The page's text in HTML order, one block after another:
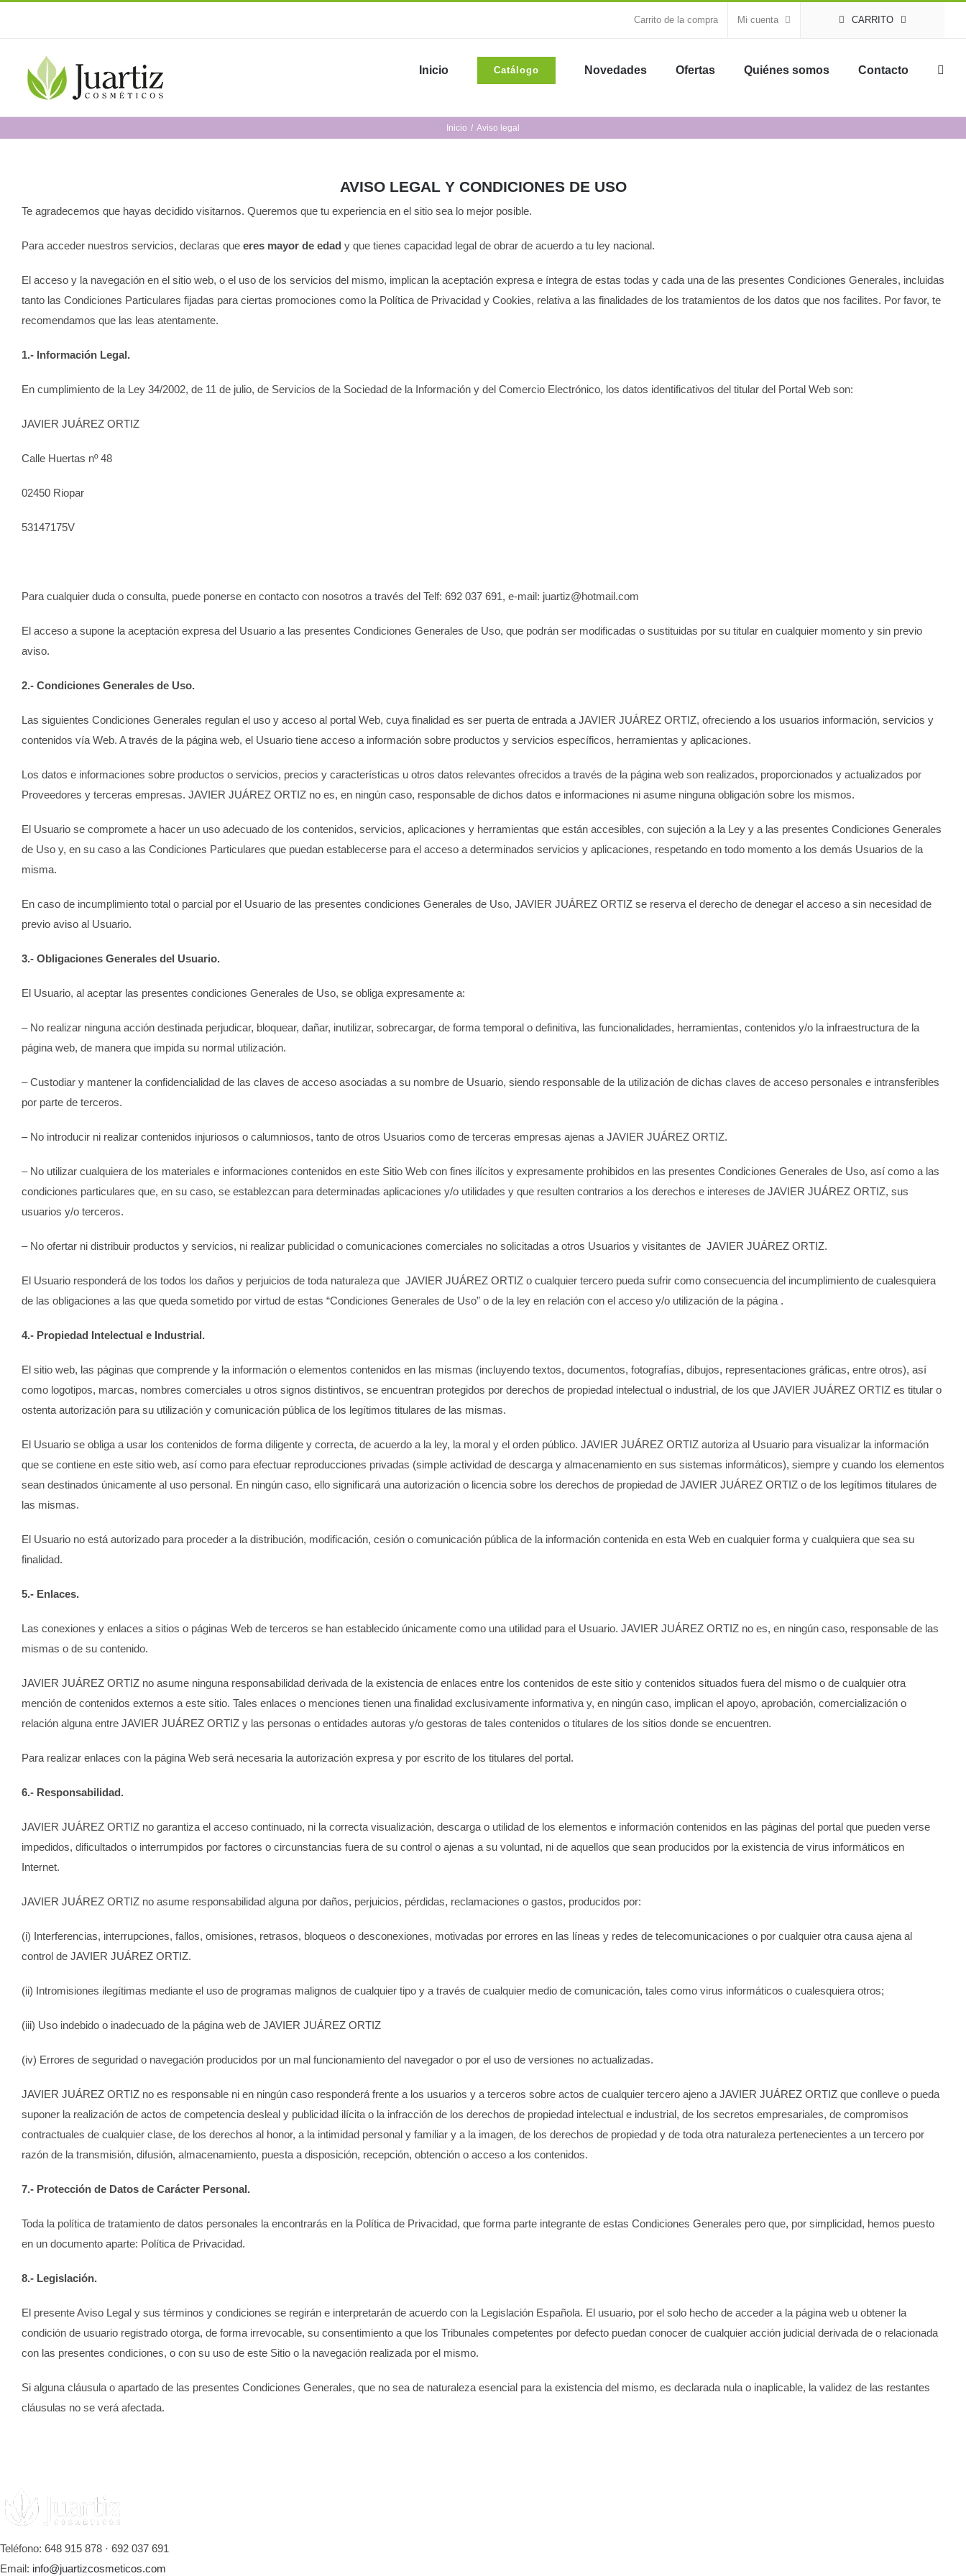
Carrito de la compra Mi cuenta CARRITO
Inicio Catálogo Novedades Ofertas Quiénes somos Contacto
Inicio Aviso legal
AVISO LEGAL Y CONDICIONES DE USO
Te agradecemos que hayas decidido visitarnos. Queremos que tu experiencia en el sitio sea lo mejor posible.
Para acceder nuestros servicios, declaras que eres mayor de edad y que tienes capacidad legal de obrar de acuerdo a tu ley nacional.
El acceso y la navegación en el sitio web, o el uso de los servicios del mismo, implican la aceptación expresa e íntegra de estas todas y cada una de las presentes Condiciones Generales, incluidas
tanto las Condiciones Particulares fijadas para ciertas promociones como la Política de Privacidad y Cookies, relativa a las finalidades de los tratamientos de los datos que nos facilites. Por favor, te
recomendamos que las leas atentamente.
1.- Información Legal.
En cumplimiento de la Ley 34/2002, de 11 de julio, de Servicios de la Sociedad de la Información y del Comercio Electrónico, los datos identificativos del titular del Portal Web son:
JAVIER JUÁREZ ORTIZ
Calle Huertas nº 48
02450 Riopar
53147175V
Para cualquier duda o consulta, puede ponerse en contacto con nosotros a través del Telf: 692 037 691, e-mail: juartiz@hotmail.com
El acceso a supone la aceptación expresa del Usuario a las presentes Condiciones Generales de Uso, que podrán ser modificadas o sustituidas por su titular en cualquier momento y sin previo
aviso.
2.- Condiciones Generales de Uso.
Las siguientes Condiciones Generales regulan el uso y acceso al portal Web, cuya finalidad es ser puerta de entrada a JAVIER JUÁREZ ORTIZ, ofreciendo a los usuarios información, servicios y
contenidos vía Web. A través de la página web, el Usuario tiene acceso a información sobre productos y servicios específicos, herramientas y aplicaciones.
Los datos e informaciones sobre productos o servicios, precios y características u otros datos relevantes ofrecidos a través de la página web son realizados, proporcionados y actualizados por
Proveedores y terceras empresas. JAVIER JUÁREZ ORTIZ no es, en ningún caso, responsable de dichos datos e informaciones ni asume ninguna obligación sobre los mismos.
El Usuario se compromete a hacer un uso adecuado de los contenidos, servicios, aplicaciones y herramientas que están accesibles, con sujeción a la Ley y a las presentes Condiciones Generales
de Uso y, en su caso a las Condiciones Particulares que puedan establecerse para el acceso a determinados servicios y aplicaciones, respetando en todo momento a los demás Usuarios de la
misma.
En caso de incumplimiento total o parcial por el Usuario de las presentes condiciones Generales de Uso, JAVIER JUÁREZ ORTIZ se reserva el derecho de denegar el acceso a sin necesidad de
previo aviso al Usuario.
3.- Obligaciones Generales del Usuario.
El Usuario, al aceptar las presentes condiciones Generales de Uso, se obliga expresamente a:
– No realizar ninguna acción destinada perjudicar, bloquear, dañar, inutilizar, sobrecargar, de forma temporal o definitiva, las funcionalidades, herramientas, contenidos y/o la infraestructura de la
página web, de manera que impida su normal utilización.
– Custodiar y mantener la confidencialidad de las claves de acceso asociadas a su nombre de Usuario, siendo responsable de la utilización de dichas claves de acceso personales e intransferibles
por parte de terceros.
– No introducir ni realizar contenidos injuriosos o calumniosos, tanto de otros Usuarios como de terceras empresas ajenas a JAVIER JUÁREZ ORTIZ.
– No utilizar cualquiera de los materiales e informaciones contenidos en este Sitio Web con fines ilícitos y expresamente prohibidos en las presentes Condiciones Generales de Uso, así como a las
condiciones particulares que, en su caso, se establezcan para determinadas aplicaciones y/o utilidades y que resulten contrarios a los derechos e intereses de JAVIER JUÁREZ ORTIZ, sus
usuarios y/o terceros.
– No ofertar ni distribuir productos y servicios, ni realizar publicidad o comunicaciones comerciales no solicitadas a otros Usuarios y visitantes de JAVIER JUÁREZ ORTIZ.
El Usuario responderá de los todos los daños y perjuicios de toda naturaleza que JAVIER JUÁREZ ORTIZ o cualquier tercero pueda sufrir como consecuencia del incumplimiento de cualesquiera
de las obligaciones a las que queda sometido por virtud de estas “Condiciones Generales de Uso” o de la ley en relación con el acceso y/o utilización de la página .
4.- Propiedad Intelectual e Industrial.
El sitio web, las páginas que comprende y la información o elementos contenidos en las mismas (incluyendo textos, documentos, fotografías, dibujos, representaciones gráficas, entre otros), así
como logotipos, marcas, nombres comerciales u otros signos distintivos, se encuentran protegidos por derechos de propiedad intelectual o industrial, de los que JAVIER JUÁREZ ORTIZ es titular o
ostenta autorización para su utilización y comunicación pública de los legítimos titulares de las mismas.
El Usuario se obliga a usar los contenidos de forma diligente y correcta, de acuerdo a la ley, la moral y el orden público. JAVIER JUÁREZ ORTIZ autoriza al Usuario para visualizar la información
que se contiene en este sitio web, así como para efectuar reproducciones privadas (simple actividad de descarga y almacenamiento en sus sistemas informáticos), siempre y cuando los elementos
sean destinados únicamente al uso personal. En ningún caso, ello significará una autorización o licencia sobre los derechos de propiedad de JAVIER JUÁREZ ORTIZ o de los legítimos titulares de
las mismas.
El Usuario no está autorizado para proceder a la distribución, modificación, cesión o comunicación pública de la información contenida en esta Web en cualquier forma y cualquiera que sea su
finalidad.
5.- Enlaces.
Las conexiones y enlaces a sitios o páginas Web de terceros se han establecido únicamente como una utilidad para el Usuario. JAVIER JUÁREZ ORTIZ no es, en ningún caso, responsable de las
mismas o de su contenido.
JAVIER JUÁREZ ORTIZ no asume ninguna responsabilidad derivada de la existencia de enlaces entre los contenidos de este sitio y contenidos situados fuera del mismo o de cualquier otra
mención de contenidos externos a este sitio. Tales enlaces o menciones tienen una finalidad exclusivamente informativa y, en ningún caso, implican el apoyo, aprobación, comercialización o
relación alguna entre JAVIER JUÁREZ ORTIZ y las personas o entidades autoras y/o gestoras de tales contenidos o titulares de los sitios donde se encuentren.
Para realizar enlaces con la página Web será necesaria la autorización expresa y por escrito de los titulares del portal.
6.- Responsabilidad.
JAVIER JUÁREZ ORTIZ no garantiza el acceso continuado, ni la correcta visualización, descarga o utilidad de los elementos e información contenidos en las páginas del portal que pueden verse
impedidos, dificultados o interrumpidos por factores o circunstancias fuera de su control o ajenas a su voluntad, ni de aquellos que sean producidos por la existencia de virus informáticos en
Internet.
JAVIER JUÁREZ ORTIZ no asume responsabilidad alguna por daños, perjuicios, pérdidas, reclamaciones o gastos, producidos por:
(i) Interferencias, interrupciones, fallos, omisiones, retrasos, bloqueos o desconexiones, motivadas por errores en las líneas y redes de telecomunicaciones o por cualquier otra causa ajena al
control de JAVIER JUÁREZ ORTIZ.
(ii) Intromisiones ilegítimas mediante el uso de programas malignos de cualquier tipo y a través de cualquier medio de comunicación, tales como virus informáticos o cualesquiera otros;
(iii) Uso indebido o inadecuado de la página web de JAVIER JUÁREZ ORTIZ
(iv) Errores de seguridad o navegación producidos por un mal funcionamiento del navegador o por el uso de versiones no actualizadas.
JAVIER JUÁREZ ORTIZ no es responsable ni en ningún caso responderá frente a los usuarios y a terceros sobre actos de cualquier tercero ajeno a JAVIER JUÁREZ ORTIZ que conlleve o pueda
suponer la realización de actos de competencia desleal y publicidad ilícita o la infracción de los derechos de propiedad intelectual e industrial, de los secretos empresariales, de compromisos
contractuales de cualquier clase, de los derechos al honor, a la intimidad personal y familiar y a la imagen, de los derechos de propiedad y de toda otra naturaleza pertenecientes a un tercero por
razón de la transmisión, difusión, almacenamiento, puesta a disposición, recepción, obtención o acceso a los contenidos.
7.- Protección de Datos de Carácter Personal.
Toda la política de tratamiento de datos personales la encontrarás en la Política de Privacidad, que forma parte integrante de estas Condiciones Generales pero que, por simplicidad, hemos puesto
en un documento aparte: Política de Privacidad.
8.- Legislación.
El presente Aviso Legal y sus términos y condiciones se regirán e interpretarán de acuerdo con la Legislación Española. El usuario, por el solo hecho de acceder a la página web u obtener la
condición de usuario registrado otorga, de forma irrevocable, su consentimiento a que los Tribunales competentes por defecto puedan conocer de cualquier acción judicial derivada de o relacionada
con las presentes condiciones, o con su uso de este Sitio o la navegación realizada por el mismo.
Si alguna cláusula o apartado de las presentes Condiciones Generales, que no sea de naturaleza esencial para la existencia del mismo, es declarada nula o inaplicable, la validez de las restantes
cláusulas no se verá afectada.
Teléfono: 648 915 878 · 692 037 691
Email: info@juartizcosmeticos.com